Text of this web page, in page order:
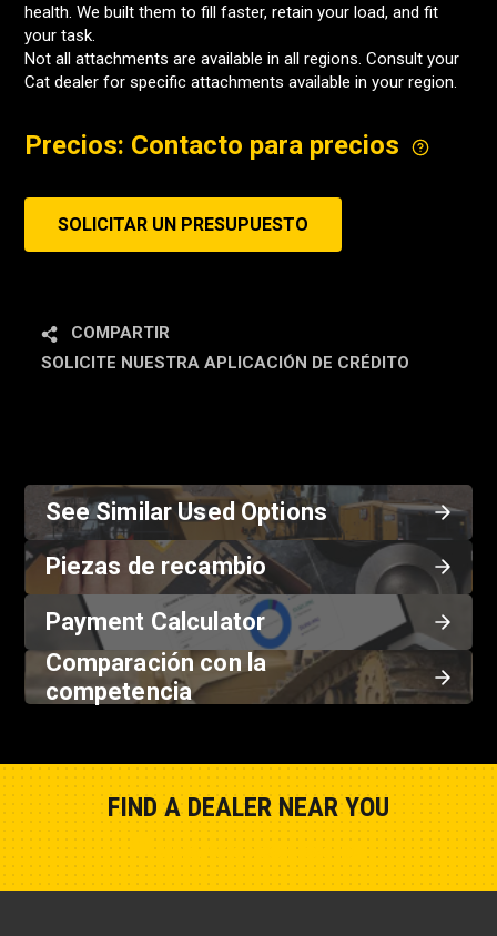
health. We built them to fill faster, retain your load, and fit
your task.
Not all attachments are available in all regions. Consult your
Cat dealer for specific attachments available in your region.
Precios: Contacto para precios
SOLICITAR UN PRESUPUESTO
COMPARTIR
SOLICITE NUESTRA APLICACIÓN DE CRÉDITO
See Similar Used Options
Piezas de recambio
Payment Calculator
Comparación con la
competencia
FIND A DEALER NEAR YOU